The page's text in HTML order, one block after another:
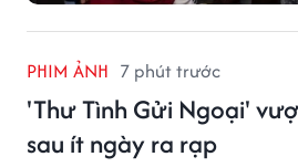
PHIM ẢNH 7 phút trước
'Thư Tình Gửi Ngoại'
sau ít ngày ra rạp